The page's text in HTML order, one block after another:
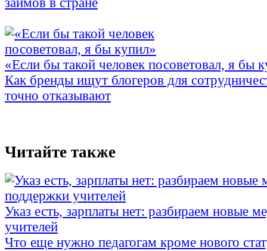
«Если бы такой человек посоветовал, я бы
Как бренды ищут блогеров для
точно отказывают
Читайте также
Указ есть, зарплаты нет: разбираем новые
учителей
Что еще нужно педагогам кроме нового